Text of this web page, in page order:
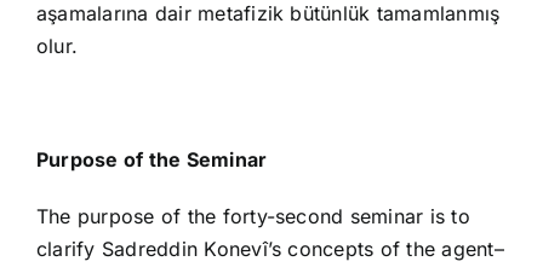
aşamalarına dair metafizik bütünlük tamamlanmış
olur.
Purpose of the Seminar
The purpose of the forty-second seminar is to
clarify Sadreddin Konevî’s concepts of the agent–